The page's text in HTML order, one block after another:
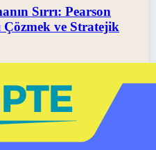
Sırrı: Pearson
Çözmek ve Stratejik